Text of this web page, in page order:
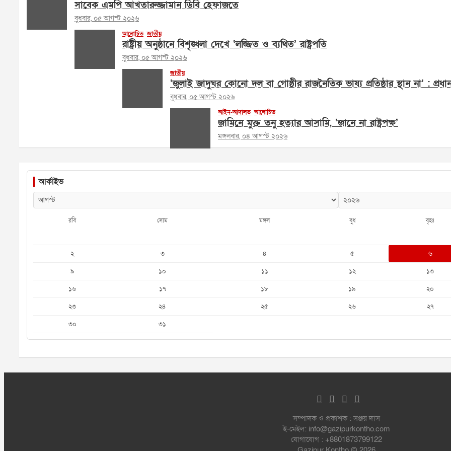
সাবেক এমপি আখতারুজ্জামান ডিবি হেফাজতে
বুধবার, ০৫ আগস্ট ২০২৬
আলোচিত জাতীয়
রাষ্ট্রীয় অনুষ্ঠানে বিশৃঙ্খলা দেখে ‘লজ্জিত ও ব্যথিত’ রাষ্ট্রপতি
বুধবার, ০৫ আগস্ট ২০২৬
জাতীয়
‘জুলাই জাদুঘর কোনো দল বা গোষ্ঠীর রাজনৈতিক ভাষ্য প্রতিষ্ঠার স্থান না’ :
বুধবার, ০৫ আগস্ট ২০২৬
আইন-আদালত আলোচিত
জামিনে মুক্ত তনু হত্যার আসামি, ‘জানে না রাষ্ট্রপক্ষ’
মঙ্গলবার, ০৪ আগস্ট ২০২৬
আর্কাইভ
রবি সোম মঙ্গল বুধ বৃহঃ
২
৩ ৪ ৫ ৬
৯
১০ ১১ ১২ ১৩
১৬
১৭ ১৮ ১৯ ২০
২৩
২৪ ২৫ ২৬ ২৭
৩০
৩১
সম্পাদক ও প্রকাশক : সঞ্জয় দাস
ই-মেইল: info@gazipurkontho.com
যোগাযোগ : +8801873799122